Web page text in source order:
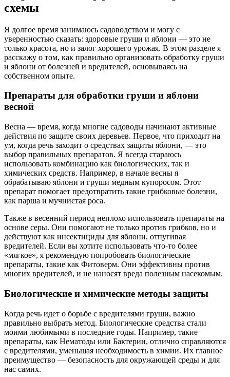
схемы
Я долгое время занимаюсь садоводством и могу с
уверенностью сказать: здоровые груши и яблони — это не
только красота, но и залог хорошего урожая. В этом разделе я
расскажу о том, как правильно организовать обработку груши
и яблони от болезней и вредителей, основываясь на
собственном опыте.
Препараты для обработки груши и яблони
весной
Весна — время, когда многие садоводы начинают активные
действия по защите своих деревьев. Первое, что приходит на
ум, когда речь заходит о средствах защиты яблони, — это
выбор правильных препаратов. Я всегда стараюсь
использовать комбинацию как биологических, так и
химических средств. Например, в начале весны я
обрабатываю яблони и груши медным купоросом. Этот
препарат помогает предотвратить такие грибковые болезни,
как парша и мучнистая роса.
Также в весенний период неплохо использовать препараты на
основе серы. Они помогают не только против грибков, но и
действуют как инсектициды для яблони, отпугивая
вредителей. Если вы хотите использовать что-то более
«мягкое», я рекомендую попробовать биологические
препараты, такие как Фитоверм. Они эффективны против
многих вредителей, и не наносят вреда полезным насекомым.
Биологические и химические методы защиты
Когда речь идет о борьбе с вредителями груши, важно
правильно выбрать метод. Биологические средства стали
моими любимыми в последние годы. Например, такие
препараты, как Нематоды или Бактерии, отлично справляются
с вредителями, уменьшая необходимость в химии. Их главное
преимущество — безопасность для окружающей среды и для
нас самих.